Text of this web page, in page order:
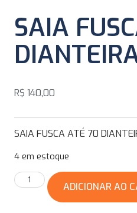
SAIA
R$ 140,00
SAIA FUSCA ATÉ 70
4 em estoque
ADICIONAR AO